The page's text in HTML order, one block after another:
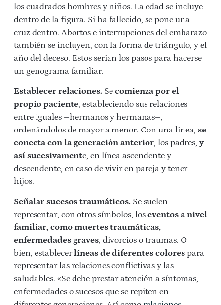
los cuadrados hombres y niños. La edad se incluye
dentro de la figura. Si ha fallecido, se pone una
cruz dentro. Abortos e interrupciones del embarazo
también se incluyen, con la forma de triángulo, y el
año del deceso. Estos serían los pasos para hacerse
un genograma familiar.
Establecer relaciones. Se comienza por el
propio paciente, estableciendo sus relaciones
entre iguales –hermanos y hermanas–,
ordenándolos de mayor a menor. Con una línea, se
conecta con la generación anterior, los padres, y
así sucesivamente, en línea ascendente y
descendente, en caso de vivir en pareja y tener
hijos.
Señalar sucesos traumáticos. Se suelen
representar, con otros símbolos, los eventos a nivel
familiar, como muertes traumáticas,
enfermedades graves, divorcios o traumas. O
bien, establecerlíneas de diferentes colores para
representar las relaciones conflictivas y las
saludables. «Se debe prestar atención a síntomas,
enfermedades o sucesos que se repiten en